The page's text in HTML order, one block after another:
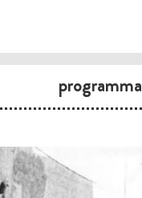
programma